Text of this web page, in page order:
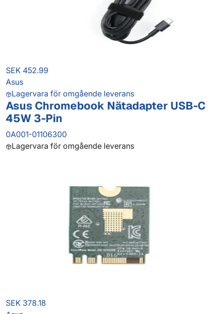
SEK 452.99
Asus
Lagervara för omgående leverans
Asus Chromebook Nätadapter USB-C
45W 3-Pin
0A001-01106300
Lagervara för omgående leverans
SEK 378.18